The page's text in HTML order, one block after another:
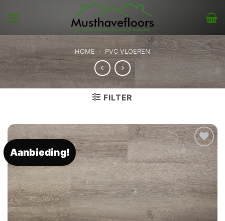
HOME » PVC VLOEREN
FILTER
Aanbieding!
Toevoegen
aan
verlanglijst